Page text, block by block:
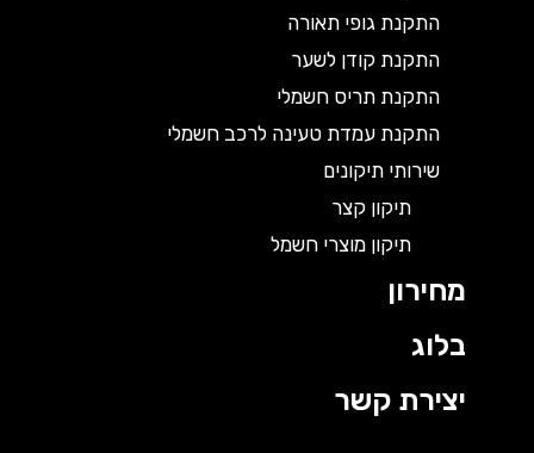
התקנת גופי תאורה
התקנת קודן לשער
התקנת תריס חשמלי
התקנת עמדת טעינה לרכב חשמלי
שירותי תיקונים
תיקון קצר
תיקון מוצרי חשמל
מחירון
בלוג
יצירת קשר